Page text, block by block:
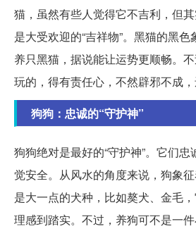
猫，虽然有些人觉得它不吉利，但
是大受欢迎的“吉祥物”。黑猫的黑
养只黑猫，据说能让运势更顺畅。
玩的，得有责任心，不然辟邪不成，
狗狗：忠诚的“守护神”
狗狗绝对是最好的“守护神”。它们
觉安全。从风水的角度来说，狗象
是大一点的犬种，比如獒犬、金毛
理感到踏实。不过，养狗可不是一